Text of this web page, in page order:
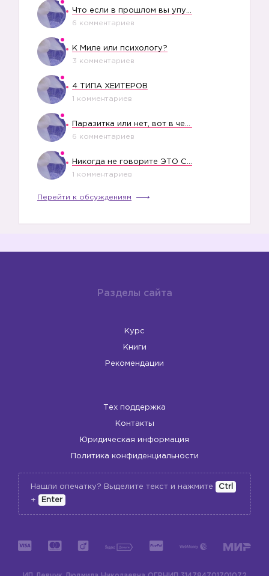
6 комментариев
К Миле или психологу?
3 комментариев
4 ТИПА ХЕЙТЕРОВ
1 комментариев
6 комментариев
1 комментариев
Перейти к обсуждениям
Разделы сайта
Курс
Книги
Рекомендации
Тех поддержка
Контакты
Юридическая информация
Политика конфиденциальности
Нашли опечатку? Выделите текст и нажмите
Ctrl
+
Enter